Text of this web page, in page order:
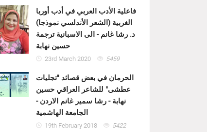
فاعلية الأدب العربي في أدب أوربا
الغربية (الشعر الأندلسي نموذجا)
د. رشا غانم - الى الاسبانية ترجمة
حسين نهابة
23rd March 2020 5459
الحرمان في بعض قصائد "تجليات
عطشى" للشاعر العراقي حسين
نهابة - رشا سمير غانم الاردن -
الجامعة الهاشمية
19th February 2018 5422